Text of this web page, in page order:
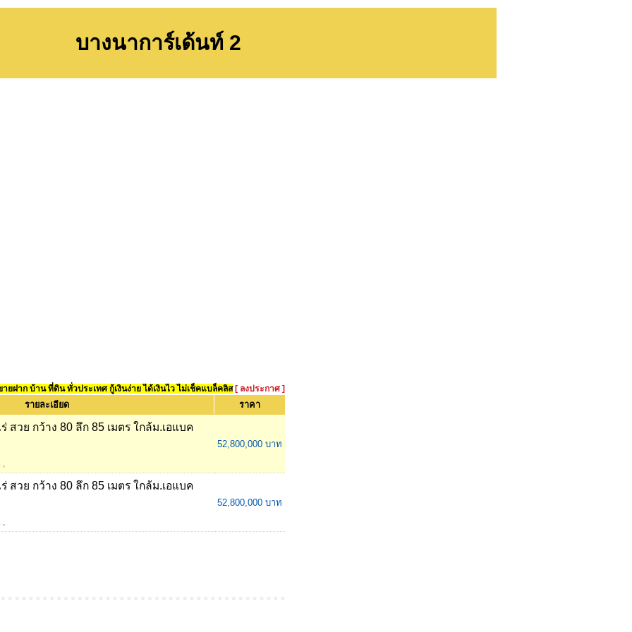
บางนาการ์เด้นท์ 2
ยฝาก บ้าน ที่ดิน ทั่วประเทศ กู้เงินง่าย ได้เงินไว ไม่เช็คแบล็คลิส [ ลงประกาศ ]
รายละเอียด ราคา
สวย กว้าง 80 ลึก 85 เมตร ใกล้ม.เอแบค
,
52,800,000 บาท
สวย กว้าง 80 ลึก 85 เมตร ใกล้ม.เอแบค
,
52,800,000 บาท